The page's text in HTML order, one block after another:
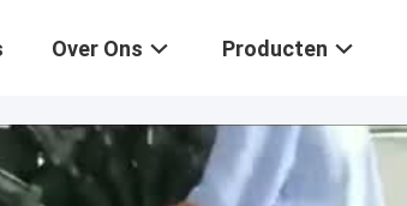
Over Ons Producten